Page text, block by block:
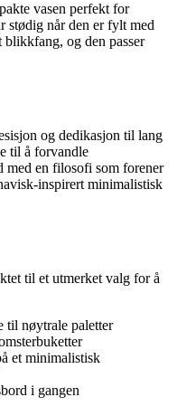
vasen perfekt for
stødig når den er fylt med
blikkfang, og den passer
og dedikasjon til lang
til å forvandle
med en filosofi som forener
inspirert minimalistisk
til et utmerket valg for å
til nøytrale paletter
et minimalistisk
i gangen